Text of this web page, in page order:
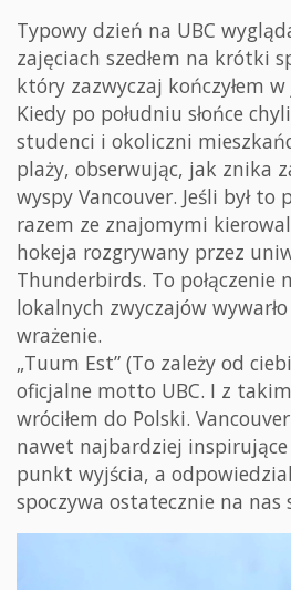
Typowy dzień na UBC
zajęciach szedłem na krótki
który zazwyczaj kończyłem
Kiedy po południu słońce
studenci i okoliczni
plaży, obserwując, jak znika
wyspy Vancouver. Jeśli był to
razem ze znajomymi
hokeja rozgrywany przez
Thunderbirds. To połączenie
lokalnych zwyczajów
wrażenie.
„Tuum Est” (To zależy od
oficjalne motto UBC. I z
wróciłem do Polski.
nawet najbardziej
punkt wyjścia, a
spoczywa ostatecznie na nas